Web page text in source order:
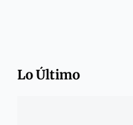
Lo Último